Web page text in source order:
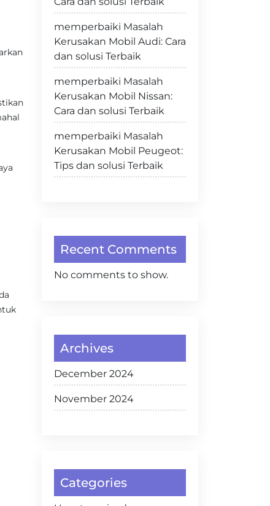
memperbaiki Masalah
Kerusakan Mobil Audi: Cara
dan solusi Terbaik
memperbaiki Masalah
Kerusakan Mobil Nissan:
Cara dan solusi Terbaik
memperbaiki Masalah
Kerusakan Mobil Peugeot:
Tips dan solusi Terbaik
Recent Comments
No comments to show.
Archives
December 2024
November 2024
Categories